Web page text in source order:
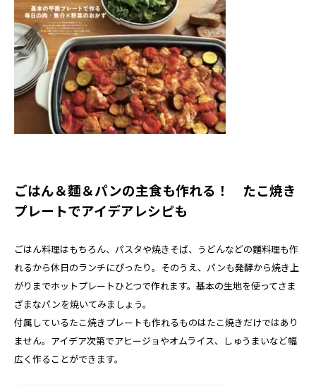
ごはん＆麵＆パンの主食も作れる！ たこ焼き
プレートでアイデアレシピも
ごはん料理はもちろん、パスタや焼きそば、うどんなどの麵料理も作
れるから休日のランチにぴったり。そのうえ、パンも発酵から焼き上
がりまでホットプレートひとつで作れます。基本の生地を使ってさま
ざまなパンを焼いてみましょう。
付属しているたこ焼きプレートも作れるものはたこ焼きだけではあり
ません。アイデア次第でアヒージョやオムライス、しゅうまいなど幅
広く作ることができます。